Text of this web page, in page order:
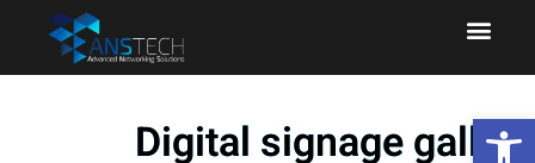
פתח סרגל נגישות
Digital signage gallery